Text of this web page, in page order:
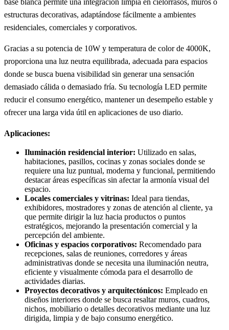
base blanca permite una integración limpia en cielorrasos, muros o
estructuras decorativas, adaptándose fácilmente a ambientes
residenciales, comerciales y corporativos.
Gracias a su potencia de 10W y temperatura de color de 4000K,
proporciona una luz neutra equilibrada, adecuada para espacios
donde se busca buena visibilidad sin generar una sensación
demasiado cálida o demasiado fría. Su tecnología LED permite
reducir el consumo energético, mantener un desempeño estable y
ofrecer una larga vida útil en aplicaciones de uso diario.
Aplicaciones:
Iluminación residencial interior: Utilizado en salas,
habitaciones, pasillos, cocinas y zonas sociales donde se
requiere una luz puntual, moderna y funcional, permitiendo
destacar áreas específicas sin afectar la armonía visual del
espacio.
Locales comerciales y vitrinas: Ideal para tiendas,
exhibidores, mostradores y zonas de atención al cliente, ya
que permite dirigir la luz hacia productos o puntos
estratégicos, mejorando la presentación comercial y la
percepción del ambiente.
Oficinas y espacios corporativos: Recomendado para
recepciones, salas de reuniones, corredores y áreas
administrativas donde se necesita una iluminación neutra,
eficiente y visualmente cómoda para el desarrollo de
actividades diarias.
Proyectos decorativos y arquitectónicos: Empleado en
diseños interiores donde se busca resaltar muros, cuadros,
nichos, mobiliario o detalles decorativos mediante una luz
dirigida, limpia y de bajo consumo energético.